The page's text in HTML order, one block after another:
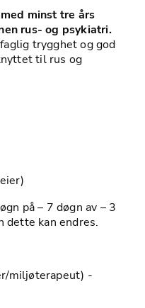
minst tre års
relevant arbeidserfaring innen rus- og psykiatri.
trygghet og god
til rus og
på – 7 døgn av – 3
dette kan endres.
miljøterapeut) -